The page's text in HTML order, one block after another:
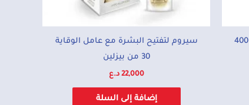
لوشن ترطيب بالحليب من فازلين – 400
سيروم لتفتيح البشرة مع عامل الوقاية
30 من بيزلين
22,000 د.ع
إضافة إلى السلة